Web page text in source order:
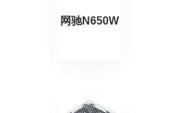
网驰N650W